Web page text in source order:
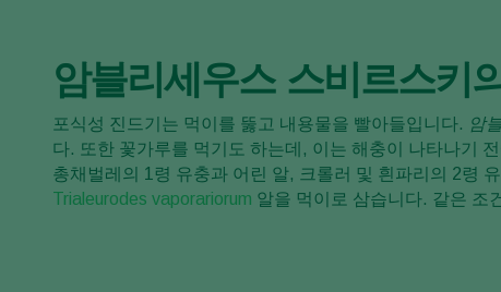
암블리세우스 스비르스키
포식성 진드기는 먹이를 뚫고 내용물을 빨아들입니다. 암
다. 또한 꽃가루를 먹기도 하는데, 이는 해충이 나타나기
총채벌레의 1령 유충과 어린 알, 크롤러 및 흰파리의 2령
Trialeurodes vaporariorum 알을 먹이로 삼습니다. 같은 조